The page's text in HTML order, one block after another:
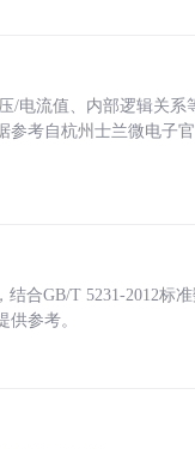
/电流值、内部逻辑关系
参考自杭州士兰微电子
合GB/T 5231-2012标
参考。